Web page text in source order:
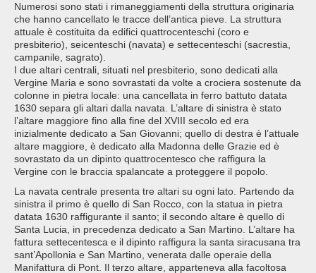
Numerosi sono stati i rimaneggiamenti della struttura originaria
che hanno cancellato le tracce dell’antica pieve. La struttura
attuale è costituita da edifici quattrocenteschi (coro e
presbiterio), seicenteschi (navata) e settecenteschi (sacrestia,
campanile, sagrato).
I due altari centrali, situati nel presbiterio, sono dedicati alla
Vergine Maria e sono sovrastati da volte a crociera sostenute da
colonne in pietra locale: una cancellata in ferro battuto datata
1630 separa gli altari dalla navata. L’altare di sinistra è stato
l’altare maggiore fino alla fine del XVIII secolo ed era
inizialmente dedicato a San Giovanni; quello di destra è l’attuale
altare maggiore, è dedicato alla Madonna delle Grazie ed è
sovrastato da un dipinto quattrocentesco che raffigura la
Vergine con le braccia spalancate a proteggere il popolo.
La navata centrale presenta tre altari su ogni lato. Partendo da
sinistra il primo è quello di San Rocco, con la statua in pietra
datata 1630 raffigurante il santo; il secondo altare è quello di
Santa Lucia, in precedenza dedicato a San Martino. L’altare ha
fattura settecentesca e il dipinto raffigura la santa siracusana tra
sant’Apollonia e San Martino, venerata dalle operaie della
Manifattura di Pont. Il terzo altare, apparteneva alla facoltosa